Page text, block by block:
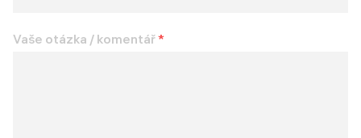
Vaše otázka / komentář*